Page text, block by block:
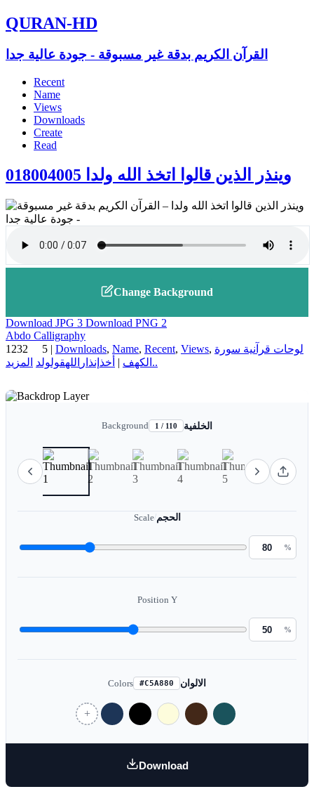
QURAN-HD
القرآن الكريم بدقة غير مسبوقة - جودة عالية جدا
Recent
Name
Views
Downloads
Create
Read
018004005 وينذر الذين قالوا اتخذ الله ولدا
Change Background
Download JPG 3 Download PNG 2
Abdo Calligraphy
1232
5 | Downloads, Name, Recent, Views, لوحات قرآنية سورة
الكهف | أخذ إنذار اللهقولولد المزيد..
Background 1 / 110 الخلفية
Scale/الحجم
%
Position Y
%
Colors #C5A880 الالوان
Download